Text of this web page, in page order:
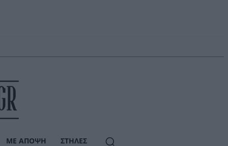
ΜΕ ΆΠΟΨΗ ΣΤΉΛΕΣ